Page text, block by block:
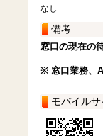
なし
備考
窓口の現在の
※ 窓口業務、
モバイルサ